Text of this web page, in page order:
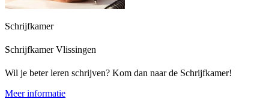
Schrijfkamer
Schrijfkamer Vlissingen
Wil je beter leren schrijven? Kom dan naar de Schrijfkamer!
Meer informatie